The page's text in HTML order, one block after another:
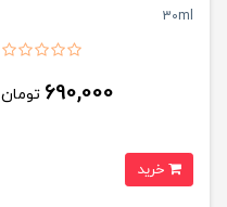
30ml
690,000 تومان